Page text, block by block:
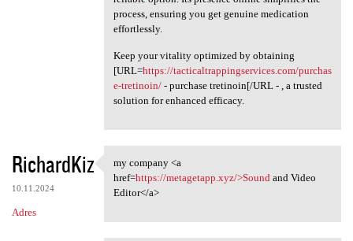
process, ensuring you get genuine medication
effortlessly.
Keep your vitality optimized by obtaining
[URL=https://tacticaltrappingservices.com/purchas
e-tretinoin/- purchase tretinoin[/URL - , a trusted
solution for enhanced efficacy.
RichardKiz
10.11.2024
Adres
my company <a href=https:/
my company <a
href=https://metagetapp.xyz/>Soundand Video
Editor</a>